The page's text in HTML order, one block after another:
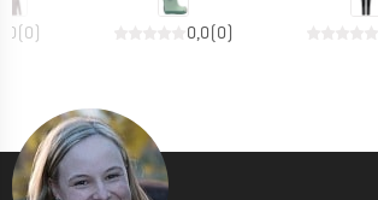
(0) 0,0(0)